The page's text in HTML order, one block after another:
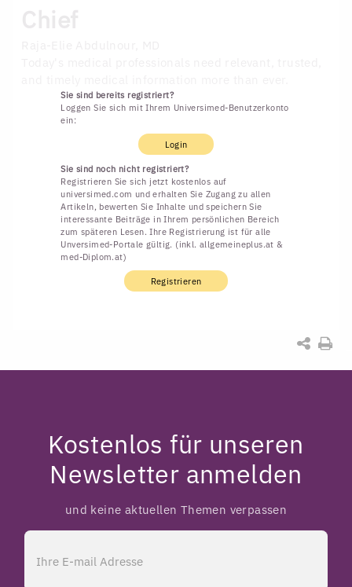
Sie sind bereits registriert?
Loggen Sie sich mit Ihrem Universimed-Benutzerkonto
ein:
Login
Sie sind noch nicht registriert?
Registrieren Sie sich jetzt kostenlos auf
universimed.com und erhalten Sie Zugang zu allen
Artikeln, bewerten Sie Inhalte und speichern Sie
interessante Beiträge in Ihrem persönlichen Bereich
zum späteren Lesen. Ihre Registrierung ist für alle
Unversimed-Portale gültig. (inkl. allgemeineplus.at &
med-Diplom.at)
Registrieren
Kostenlos für unseren
Newsletter anmelden
und keine aktuellen Themen verpassen